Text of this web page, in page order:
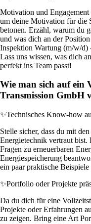
Motivation und
um deine Motivation für die
betonen. Erzähl, warum du
und was dich an der
Inspektion Wartung (m/w/d)
Lass uns wissen, was dich
perfekt ins Team passt!
Wie man sich auf ein
Transmission GmbH
✨Technisches Know-how
Stelle sicher, dass du mit
Energietechnik vertraut
Fragen zu erneuerbaren
Energiespeicherung
ein paar praktische
✨Portfolio oder Projekte
Da du dich für eine
Projekte oder Erfahrungen
zu zeigen. Bring eine Art